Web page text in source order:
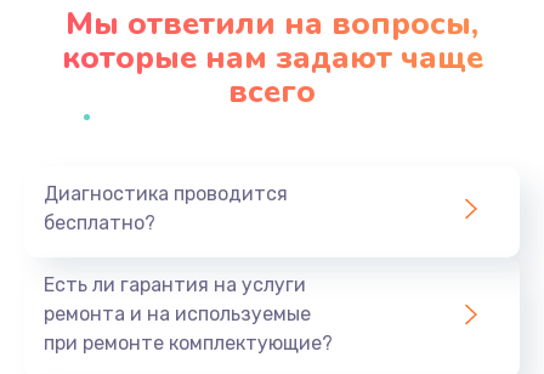
940 руб.
Заказать
Заказать
490 руб.
Заказать
Мы ответили на вопросы,
которые нам задают чаще
всего
Диагностика проводится
бесплатно?
Есть ли гарантия на услуги
ремонта и на используемые
при ремонте комплектующие?